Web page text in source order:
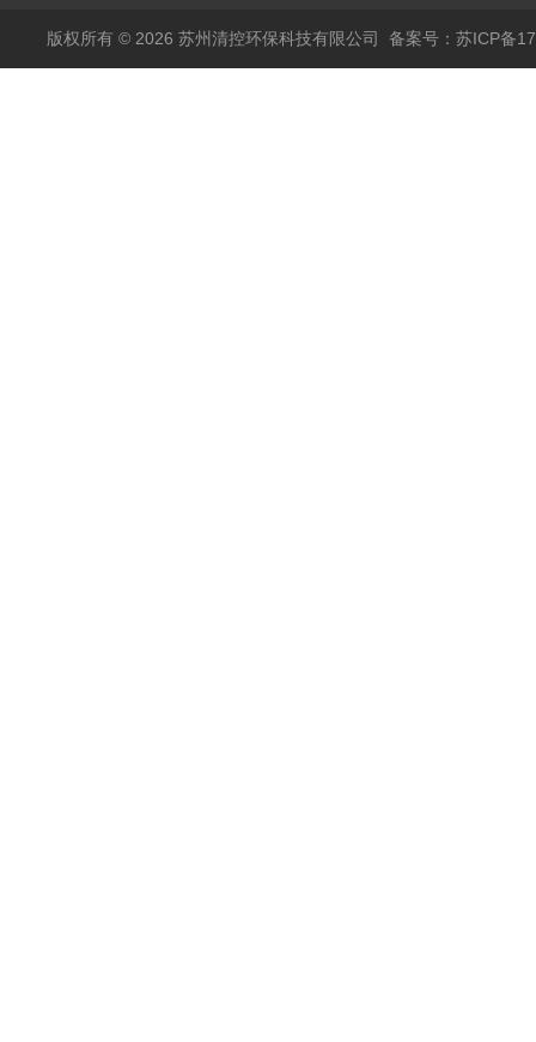
版权所有 © 2026 苏州清控环保科技有限公司 备案号：苏ICP备